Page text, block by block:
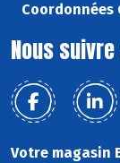
Coordonnées
Nous
Votre magasin